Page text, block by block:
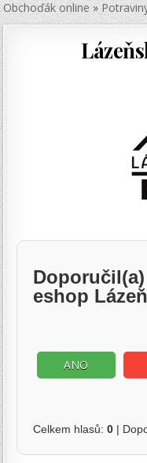
Obchoďák online»
eshop
ANO
Celkem hlasů:0 |